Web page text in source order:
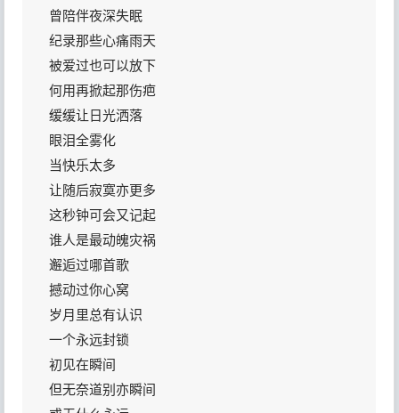
曾陪伴夜深失眠
纪录那些心痛雨天
被爱过也可以放下
何用再掀起那伤疤
缓缓让日光洒落
眼泪全雾化
当快乐太多
让随后寂寞亦更多
这秒钟可会又记起
谁人是最动魄灾祸
邂逅过哪首歌
撼动过你心窝
岁月里总有认识
一个永远封锁
初见在瞬间
但无奈道别亦瞬间